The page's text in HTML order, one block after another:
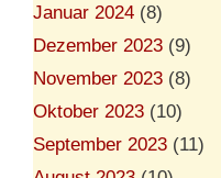
Januar 2024 (8)
Dezember 2023 (9)
November 2023 (8)
Oktober 2023 (10)
September 2023 (11)